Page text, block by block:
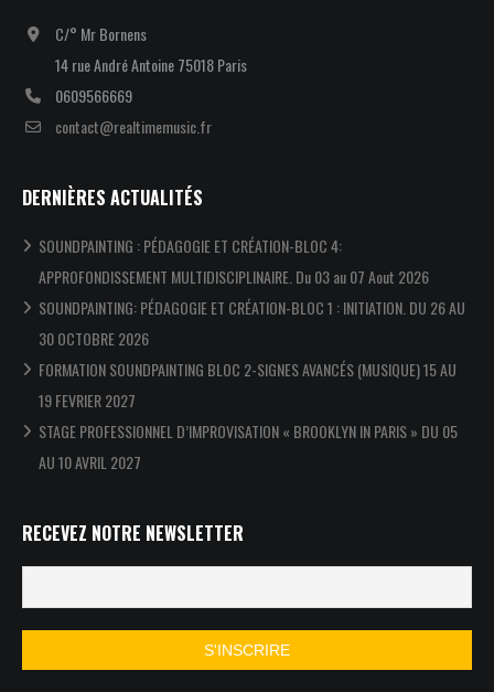
C/° Mr Bornens
14 rue André Antoine 75018 Paris
0609566669
contact@realtimemusic.fr
DERNIÈRES ACTUALITÉS
SOUNDPAINTING : PÉDAGOGIE ET CRÉATION-BLOC 4:
APPROFONDISSEMENT MULTIDISCIPLINAIRE. Du 03 au 07 Aout 2026
SOUNDPAINTING: PÉDAGOGIE ET CRÉATION-BLOC 1 : INITIATION. DU 26 AU
30 OCTOBRE 2026
FORMATION SOUNDPAINTING BLOC 2-SIGNES AVANCÉS (MUSIQUE) 15 AU
19 FEVRIER 2027
STAGE PROFESSIONNEL D’IMPROVISATION « BROOKLYN IN PARIS » DU 05
AU 10 AVRIL 2027
RECEVEZ NOTRE NEWSLETTER